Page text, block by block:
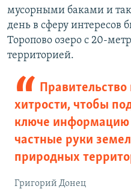
мусорными баками и
день в сферу интересов
Торопово озеро с 20-
территорией.
хитрости, чтобы
ключе информацию
частные руки
природных
Григорий Донец